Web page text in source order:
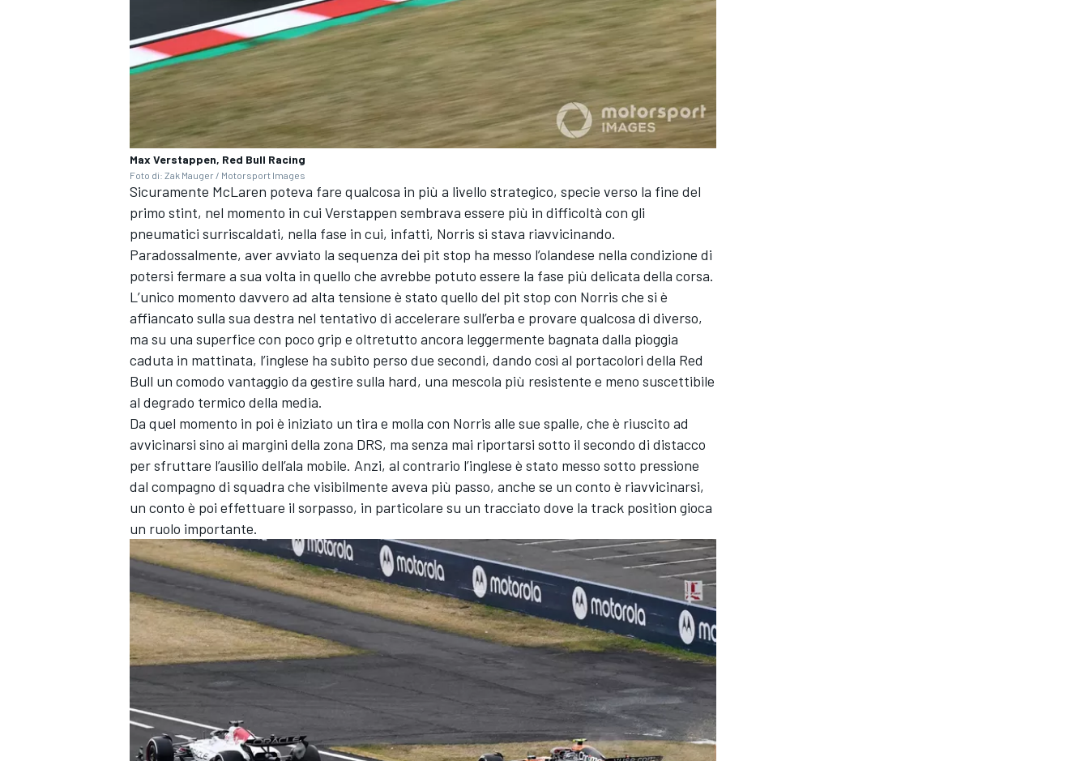
ENDURANCE/GT
MONOMARCA
Max Verstappen, Red Bull Racing
Foto di: Zak Mauger / Motorsport Images
Sicuramente McLaren poteva fare qualcosa in più a livello strategico, specie verso la fine del
primo stint, nel momento in cui Verstappen sembrava essere più in difficoltà con gli
pneumatici surriscaldati, nella fase in cui, infatti, Norris si stava riavvicinando.
Paradossalmente, aver avviato la sequenza dei pit stop ha messo l’olandese nella condizione di
potersi fermare a sua volta in quello che avrebbe potuto essere la fase più delicata della corsa.
L’unico momento davvero ad alta tensione è stato quello del pit stop con Norris che si è
affiancato sulla sua destra nel tentativo di accelerare sull’erba e provare qualcosa di diverso,
ma su una superfice con poco grip e oltretutto ancora leggermente bagnata dalla pioggia
caduta in mattinata, l’inglese ha subito perso due secondi, dando così al portacolori della Red
Bull un comodo vantaggio da gestire sulla hard, una mescola più resistente e meno suscettibile
al degrado termico della media.
Da quel momento in poi è iniziato un tira e molla con Norris alle sue spalle, che è riuscito ad
avvicinarsi sino ai margini della zona DRS, ma senza mai riportarsi sotto il secondo di distacco
per sfruttare l’ausilio dell’ala mobile. Anzi, al contrario l’inglese è stato messo sotto pressione
dal compagno di squadra che visibilmente aveva più passo, anche se un conto è riavvicinarsi,
un conto è poi effettuare il sorpasso, in particolare su un tracciato dove la track position gioca
un ruolo importante.